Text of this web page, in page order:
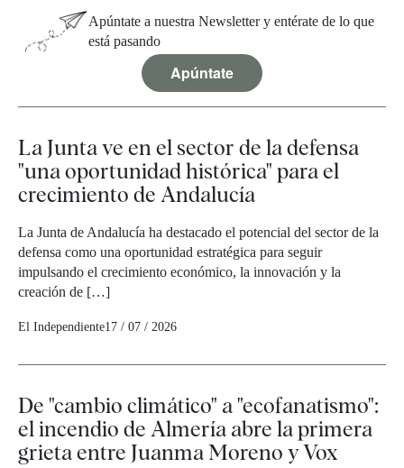
Apúntate a nuestra Newsletter y entérate de lo que
está pasando
Apúntate
La Junta ve en el sector de la defensa
"una oportunidad histórica" para el
crecimiento de Andalucía
La Junta de Andalucía ha destacado el potencial del sector de la
defensa como una oportunidad estratégica para seguir
impulsando el crecimiento económico, la innovación y la
creación de […]
El Independiente17 / 07 / 2026
De "cambio climático" a "ecofanatismo":
el incendio de Almería abre la primera
grieta entre Juanma Moreno y Vox